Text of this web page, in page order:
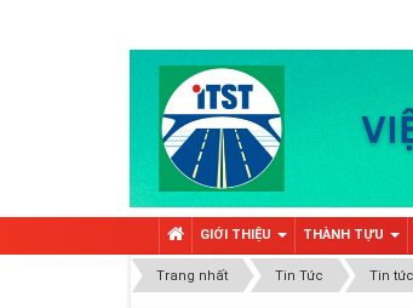
GIỚI THIỆU THÀNH TỰU
Trang nhất Tin Tức Tin tức